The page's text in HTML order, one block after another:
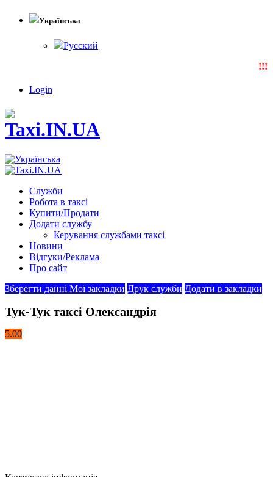
Українська
Русский
Login
Служби
Робота в таксі
Купити/Продати
Додати службу
Керування службами таксі
Новини
Відгуки/Реклама
Про сайт
Зберегти данні Мої закладки Друк служби Додати в закладки
Тук-Тук таксі Олександрія
5.00